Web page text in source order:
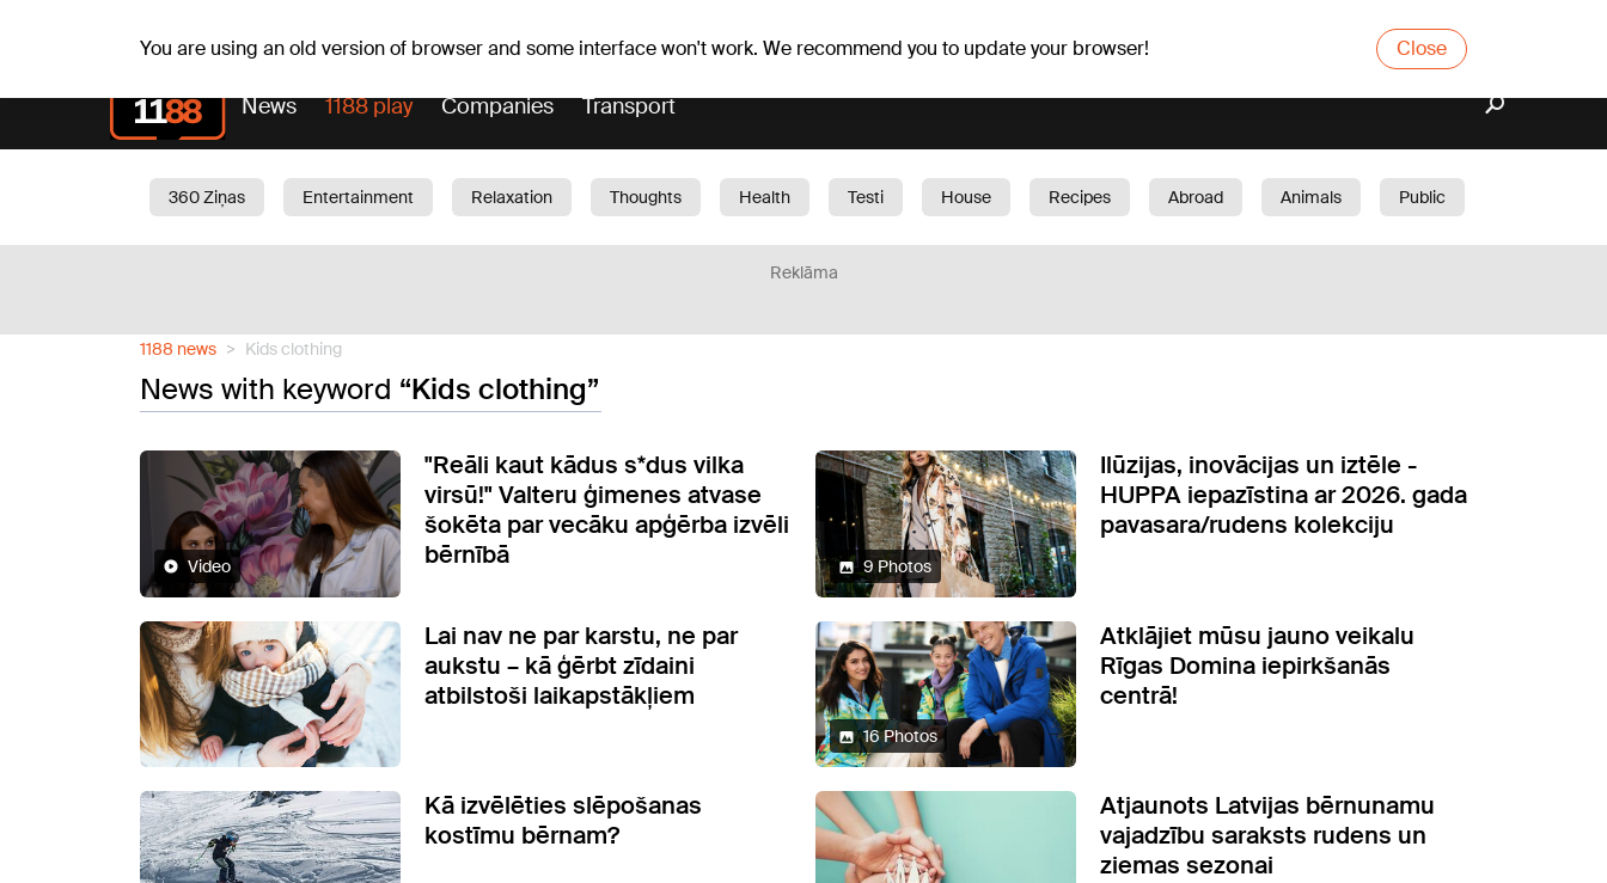
You are using an old version of browser and some interface won't work. We recommend you to update your browser! Close
News 1188 play Companies Transport
360 Ziņas Entertainment Relaxation Thoughts Health Testi House Recipes Abroad Animals
Public
Reklāma
1188 news Kids clothing
News with keyword “Kids clothing”
Video
"Reāli kaut kādus s*dus vilka
virsū!" Valteru ģimenes atvase
šokēta par vecāku apģērba izvēli
bērnībā
9 Photos
Ilūzijas, inovācijas un iztēle -
HUPPA iepazīstina ar 2026. gada
pavasara/rudens kolekciju
Lai nav ne par karstu, ne par
aukstu – kā ģērbt zīdaini
atbilstoši laikapstākļiem
16 Photos
Atklājiet mūsu jauno veikalu
Rīgas Domina iepirkšanās
centrā!
Kā izvēlēties slēpošanas
kostīmu bērnam?
Atjaunots Latvijas bērnunamu
vajadzību saraksts rudens un
ziemas sezonai